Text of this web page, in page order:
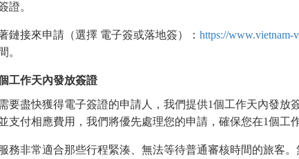
證。
鏈接來申請（選擇 電子簽或落地簽）： https://www.vietnam-
。
工作天內發放簽證
要盡快獲得電子簽證的申請人，我們提供1個工作天內發放
支付相應費用，我們將優先處理您的申請，確保您在1個工
務非常適合那些行程緊湊、無法等待普通審核時間的旅客